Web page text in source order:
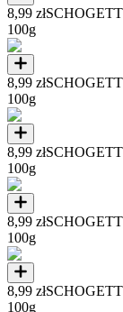
8,99 zł
100g
8,99 zł
100g
8,99 zł
100g
8,99 zł
100g
8,99 zł
100g